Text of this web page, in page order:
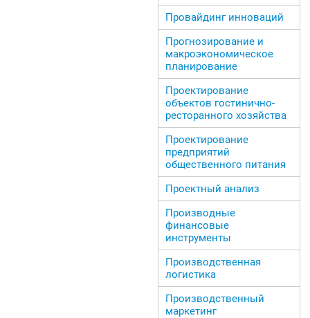
Провайдинг инноваций
Прогнозирование и
макроэкономическое
планирование
Проектирование
объектов гостинично-
ресторанного хозяйства
Проектирование
предприятий
общественного питания
Проектный анализ
Производные
финансовые
инструменты
Производственная
логистика
Производственный
маркетинг